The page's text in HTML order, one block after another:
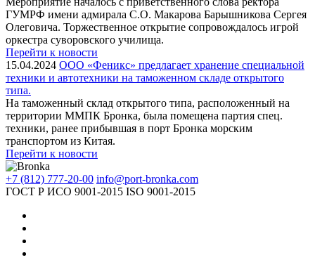
ГУМРФ имени адмирала С.О. Макарова Барышникова Сергея
Олеговича. Торжественное открытие сопровождалось игрой
оркестра суворовского училища.
Перейти к новости
15.04.2024 ООО «Феникс» предлагает хранение специальной
техники и автотехники на таможенном складе открытого
типа.
На таможенный склад открытого типа, расположенный на
территории ММПК Бронка, была помещена партия спец.
техники, ранее прибывшая в порт Бронка морским
транспортом из Китая.
Перейти к новости
+7 (812) 777-20-00 info@port-bronka.com
ГОСТ Р ИСО 9001-2015 ISO 9001-2015